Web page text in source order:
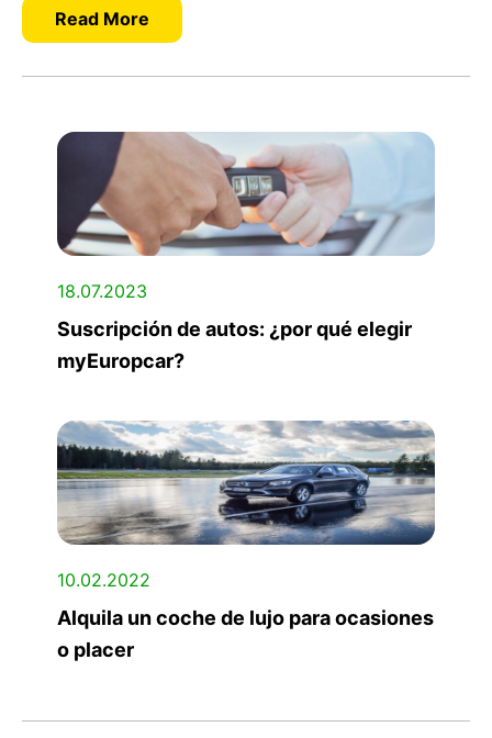
Read More
18.07.2023
Suscripción de autos: ¿por qué elegir
myEuropcar?
10.02.2022
Alquila un coche de lujo para ocasiones
o placer